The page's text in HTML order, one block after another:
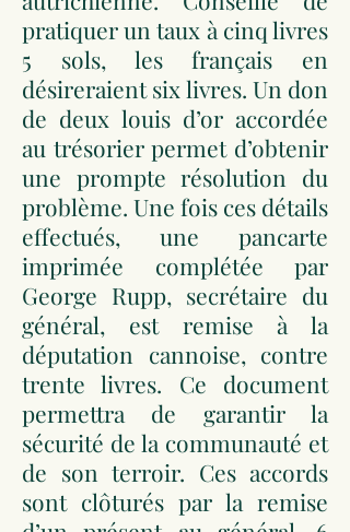
pratiquer un taux à cinq livres
5 sols, les français en
désireraient six livres. Un don
de deux louis d’or accordée
au trésorier permet d’obtenir
une prompte résolution du
problème. Une fois ces détails
effectués, une pancarte
imprimée complétée par
George Rupp, secrétaire du
général, est remise à la
députation cannoise, contre
trente livres. Ce document
permettra de garantir la
sécurité de la communauté et
de son terroir. Ces accords
sont clôturés par la remise